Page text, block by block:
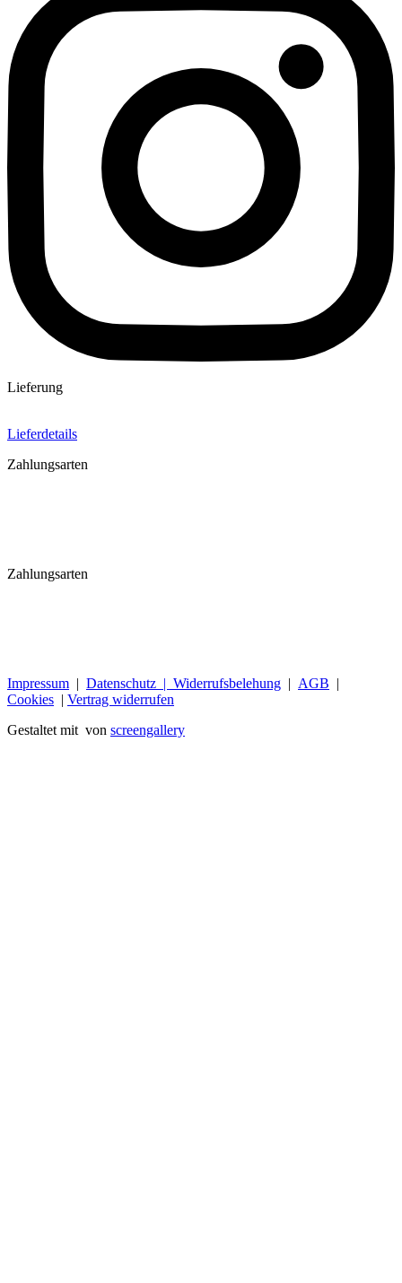
Lieferung
Lieferdetails
Zahlungsarten
Zahlungsarten
Impressum | Datenschutz | Widerrufsbelehung | AGB |
Cookies | Vertrag widerrufen
Gestaltet mit von screengallery